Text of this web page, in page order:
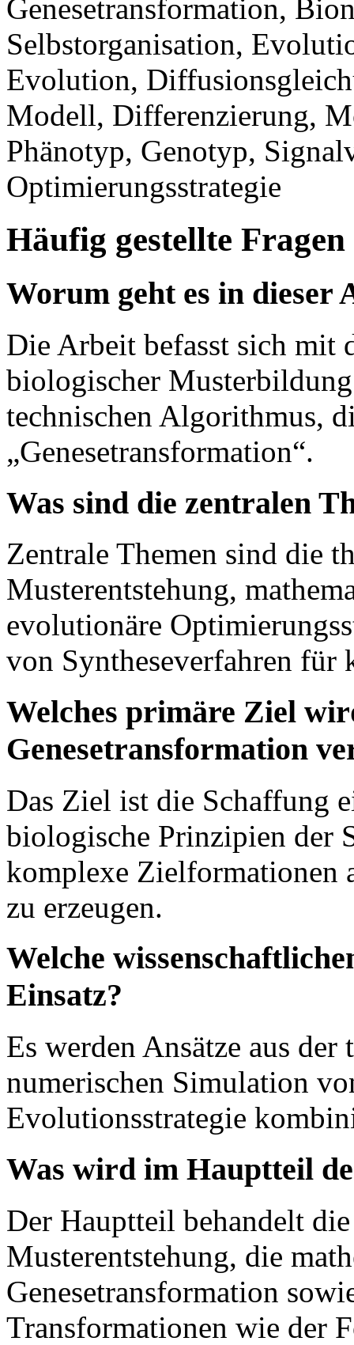
Genesetransformation,
Selbstorganisation,
Evolution,
Modell, Differenzierung,
Phänotyp, Genotyp,
Optimierungsstrategie
Häufig gestellte Fragen
Worum geht es in dieser
Die Arbeit befasst sich mit
biologischer
technischen Algorithmus,
„Genesetransformation“.
Was sind die zentralen
Zentrale Themen sind die
Musterentstehung,
evolutionäre
von Syntheseverfahren für
Welches primäre Ziel
Genesetransformation
Das Ziel ist die Schaffung
biologische Prinzipien der
komplexe Zielformationen
zu erzeugen.
Welche
Einsatz?
Es werden Ansätze aus
numerischen Simulation
Evolutionsstrategie
Was wird im Hauptteil
Der Hauptteil behandelt
Musterentstehung, die
Genesetransformation
Transformationen wie der